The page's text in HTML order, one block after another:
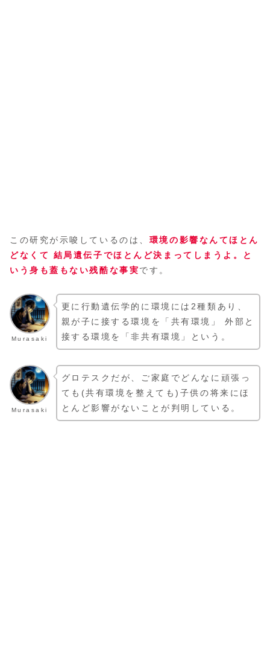
この研究が示唆しているのは、 環境の影響なんてほとん
どなくて 結局遺伝子でほとんど決まってしまうよ。と
いう身も蓋もない残酷な事実です。
Murasaki
更に行動遺伝学的に環境には2種類あり、
親が子に接する環境を「共有環境」 外部と
接する環境を「非共有環境」という。
Murasaki
グロテスクだが、ご家庭でどんなに頑張っ
ても(共有環境を整えても)子供の将来にほ
とんど影響がないことが判明している。